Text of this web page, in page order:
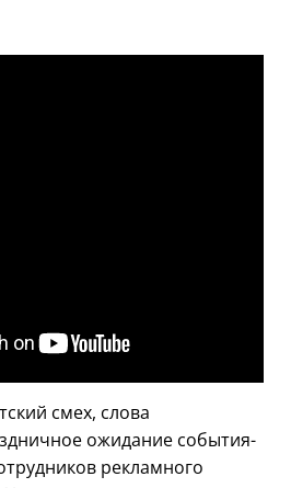
смех, слова
ожидание события-
рекламного